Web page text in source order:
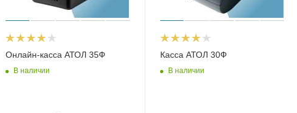
Онлайн-касса АТОЛ 35Ф
В наличии
Касса АТОЛ 30Ф
В наличии